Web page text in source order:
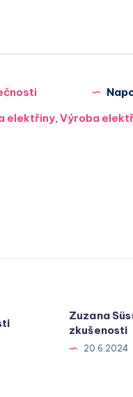
elektřiny, Výroba
Zuzana
zkušenosti
20.6.2024